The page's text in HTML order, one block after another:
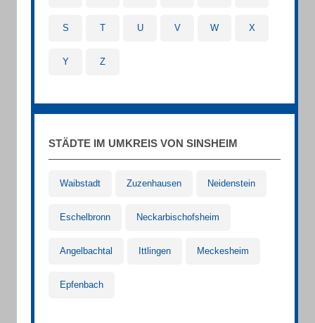
S T U V W X
Y Z
STÄDTE IM UMKREIS VON SINSHEIM
Waibstadt Zuzenhausen Neidenstein
Eschelbronn Neckarbischofsheim
Angelbachtal Ittlingen Meckesheim
Epfenbach